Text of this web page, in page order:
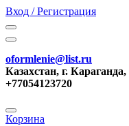
Вход / Регистрация
oformlenie@list.ru
Казахстан, г.
+77054123720
Корзина